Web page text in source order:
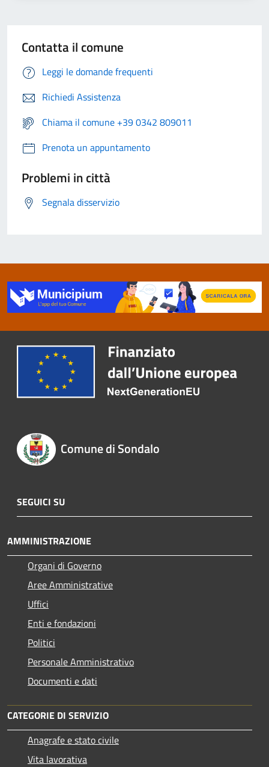
Contatta il comune
Leggi le domande frequenti
Richiedi Assistenza
Chiama il comune +39 0342 809011
Prenota un appuntamento
Problemi in città
Segnala disservizio
Comune di Sondalo
SEGUICI SU
AMMINISTRAZIONE
Organi di Governo
Aree Amministrative
Uffici
Enti e fondazioni
Politici
Personale Amministrativo
Documenti e dati
CATEGORIE DI SERVIZIO
Anagrafe e stato civile
Vita lavorativa